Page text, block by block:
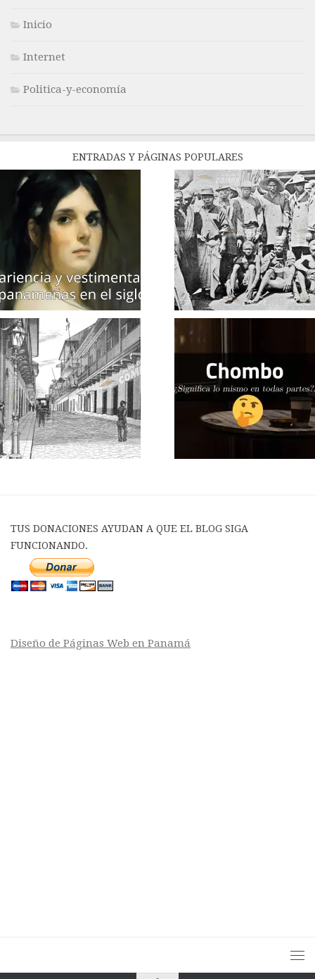
Inicio
Internet
Politica-y-economía
ENTRADAS Y PÁGINAS POPULARES
TUS DONACIONES AYUDAN A QUE EL BLOG SIGA
FUNCIONANDO.
Diseño de Páginas Web en Panamá